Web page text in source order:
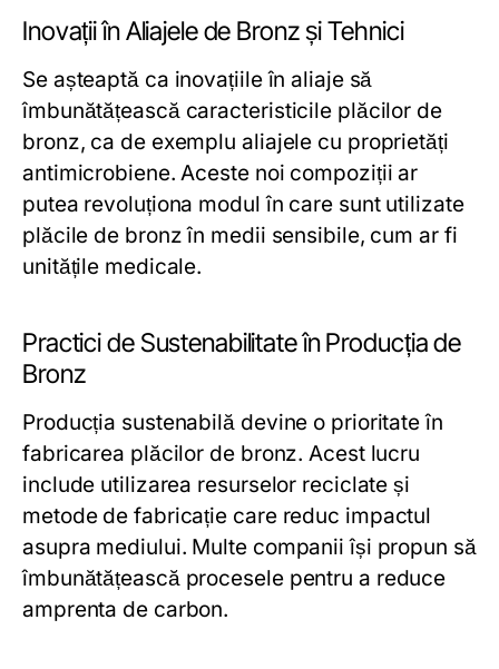
Inovații în Aliajele de Bronz și Tehnici
Se așteaptă ca inovațiile în aliaje să
îmbunătățească caracteristicile plăcilor de
bronz, ca de exemplu aliajele cu proprietăți
antimicrobiene. Aceste noi compoziții ar
putea revoluționa modul în care sunt utilizate
plăcile de bronz în medii sensibile, cum ar fi
unitățile medicale.
Practici de Sustenabilitate în Producția de
Bronz
Producția sustenabilă devine o prioritate în
fabricarea plăcilor de bronz. Acest lucru
include utilizarea resurselor reciclate și
metode de fabricație care reduc impactul
asupra mediului. Multe companii își propun să
îmbunătățească procesele pentru a reduce
amprenta de carbon.